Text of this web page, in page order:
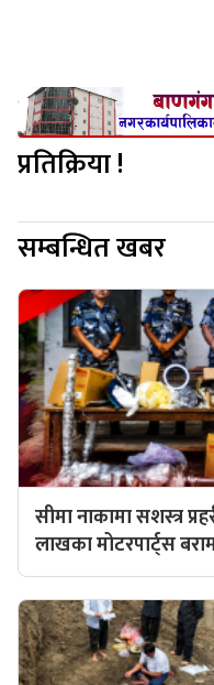
प्रतिक्रिया !
सम्बन्धित खबर
सीमा नाकामा सशस्त्र
लाखका मोटरपार्ट्स